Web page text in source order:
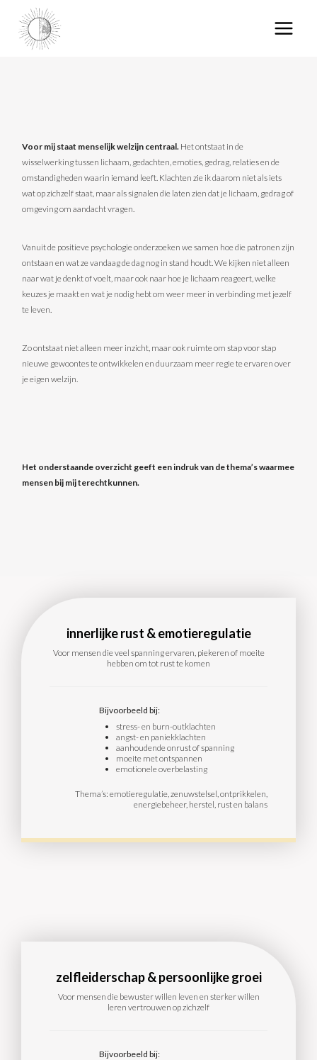
Voor mij staat menselijk welzijn centraal. Het ontstaat in de
wisselwerking tussen lichaam, gedachten, emoties, gedrag, relaties en de
omstandigheden waarin iemand leeft. Klachten zie ik daarom niet als iets
wat op zichzelf staat, maar als signalen die laten zien dat je lichaam, gedrag of
omgeving om aandacht vragen.
Vanuit de positieve psychologie onderzoeken we samen hoe die patronen zijn
ontstaan en wat ze vandaag de dag nog in stand houdt. We kijken niet alleen
naar wat je denkt of voelt, maar ook naar hoe je lichaam reageert, welke
keuzes je maakt en wat je nodig hebt om weer meer in verbinding met jezelf
te leven.
Zo ontstaat niet alleen meer inzicht, maar ook ruimte om stap voor stap
nieuwe gewoontes te ontwikkelen en duurzaam meer regie te ervaren over
je eigen welzijn.
Het onderstaande overzicht geeft een indruk van de thema’s waarmee
mensen bij mij terechtkunnen.
innerlijke rust & emotieregulatie
Voor mensen die veel spanning ervaren, piekeren of moeite
hebben om tot rust te komen
Bijvoorbeeld bij:
stress- en burn-outklachten
angst- en paniekklachten
aanhoudende onrust of spanning
moeite met ontspannen
emotionele overbelasting
Thema’s: emotieregulatie, zenuwstelsel, ontprikkelen,
energiebeheer, herstel, rust en balans
zelfleiderschap & persoonlijke groei
Voor mensen die bewuster willen leven en sterker willen
leren vertrouwen op zichzelf
Bijvoorbeeld bij: